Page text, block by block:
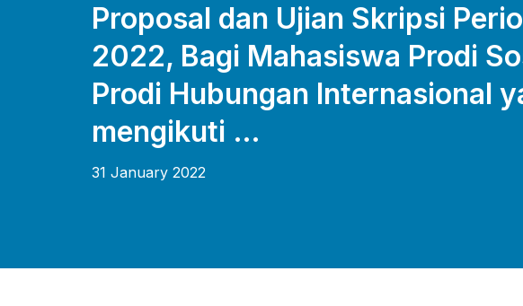
Proposal dan Ujian Skripsi
2022, Bagi Mahasiswa Prodi
Prodi Hubungan Internasional
mengikuti …
31 January 2022